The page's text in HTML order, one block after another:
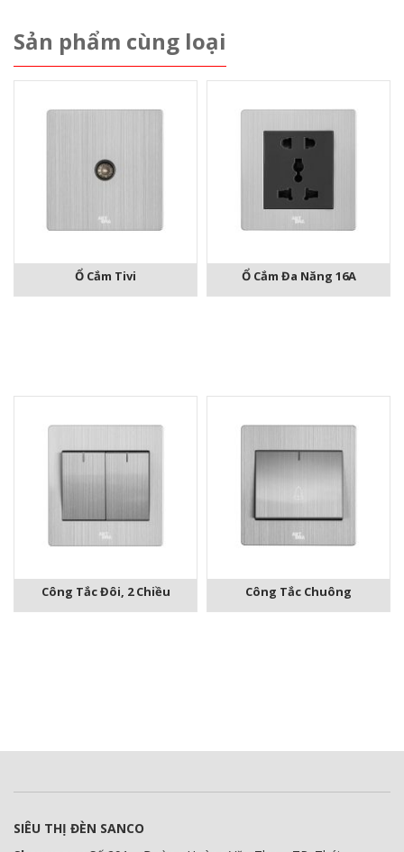
Sản phẩm cùng loại
Ổ Cắm Tivi Ổ Cắm Đa Năng 16A
Công Tắc Đôi, 2 Chiều Công Tắc Chuông
SIÊU THỊ ĐÈN SANCO